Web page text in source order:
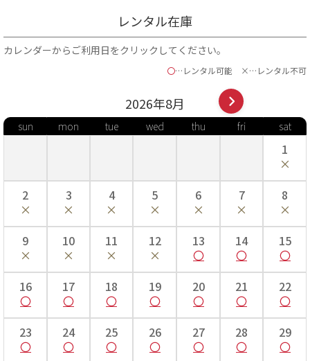
■身丈…長い場合は腰紐で調整します。
■肩裄…手を斜め45度位にして、首のつけ根から肩へかけて一度測
七五三着付け動画はこちら！
レンタル在庫
カレンダーからご利用日をクリックしてください。
〇…レンタル可能 ×…レンタル不可
2026年8月
sun mon tue wed thu fri sat
1
2 3 4 5 6 7 8
9 10 11 12 13 14 15
16 17 18 19 20 21 22
23 24 25 26 27 28 29